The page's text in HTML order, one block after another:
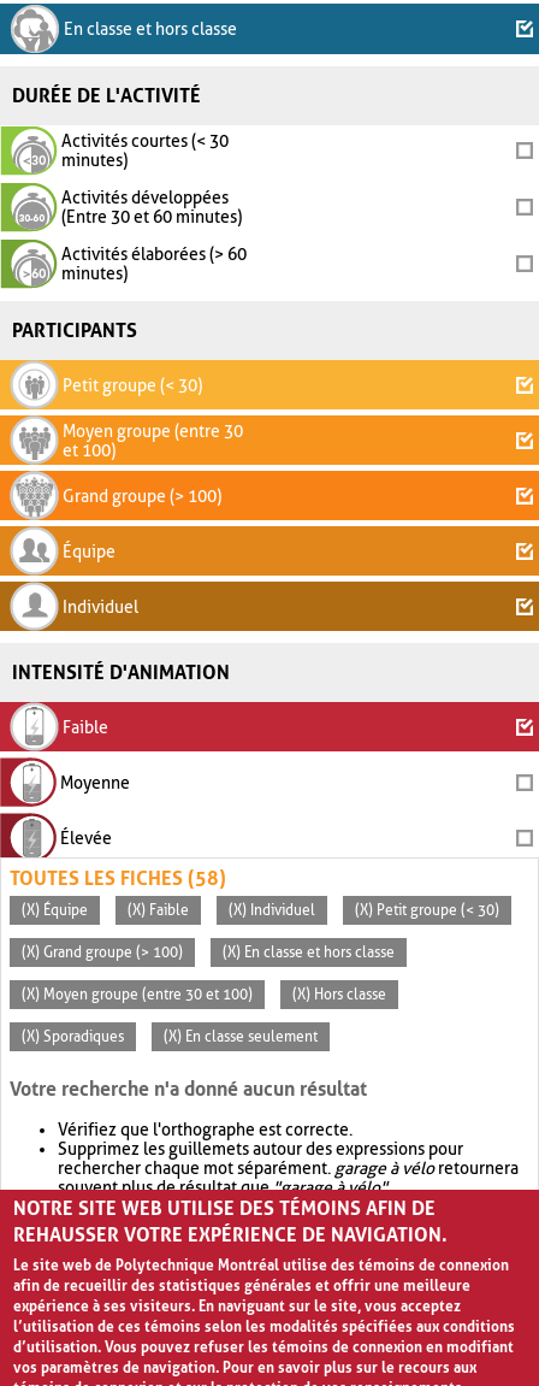
En classe et hors classe
DURÉE DE L'ACTIVITÉ
Activités courtes (< 30
minutes)
Activités développées
(Entre 30 et 60 minutes)
Activités élaborées (> 60
minutes)
PARTICIPANTS
Petit groupe (< 30)
Moyen groupe (entre 30
et 100)
Grand groupe (> 100)
Équipe
Individuel
INTENSITÉ D'ANIMATION
Faible
Moyenne
Élevée
TOUTES LES FICHES (58)
(X) Équipe (X) Faible (X) Individuel (X) Petit groupe (< 30)
(X) Grand groupe (> 100) (X) En classe et hors classe
(X) Moyen groupe (entre 30 et 100) (X) Hors classe
(X) Sporadiques (X) En classe seulement
Votre recherche n'a donné aucun résultat
Vérifiez que l'orthographe est correcte.
Supprimez les guillemets autour des expressions pour
rechercher chaque mot séparément. garage à véloretournera
souvent plus de résultat que"garage à vélo".
Envisagez d'élargir votre recherche avec OR.garage OR vélo
retournera souvent plus de résultat quegarage à vélo
NOTRE SITE WEB UTILISE DES TÉMOINS AFIN DE
REHAUSSER VOTRE EXPÉRIENCE DE NAVIGATION.
Le site web de Polytechnique Montréal utilise des témoins de connexion
afin de recueillir des statistiques générales et offrir une meilleure
expérience à ses visiteurs. En naviguant sur le site, vous acceptez
l’utilisation de ces témoins selon les modalités spécifiées aux conditions
d’utilisation. Vous pouvez refuser les témoins de connexion en modifiant
vos paramètres de navigation. Pour en savoir plus sur le recours aux